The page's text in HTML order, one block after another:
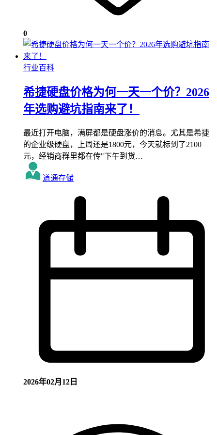
0
行业百科
希捷硬盘价格为何一天一个价？2026
年选购避坑指南来了！
最近打开电脑，满屏都是硬盘涨价的消息。尤其是希捷
的企业级硬盘，上周还是1800元，今天就标到了2100
元，经销商群里都在传"下午到货…
道通存储
2026年02月12日